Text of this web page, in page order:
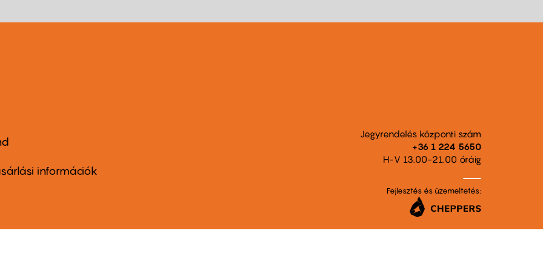
információk
Jegyrendelés központi szám
+36 1 224 5650
H-V 13.00-21.00 óráig
Fejlesztés és üzemeltetés: